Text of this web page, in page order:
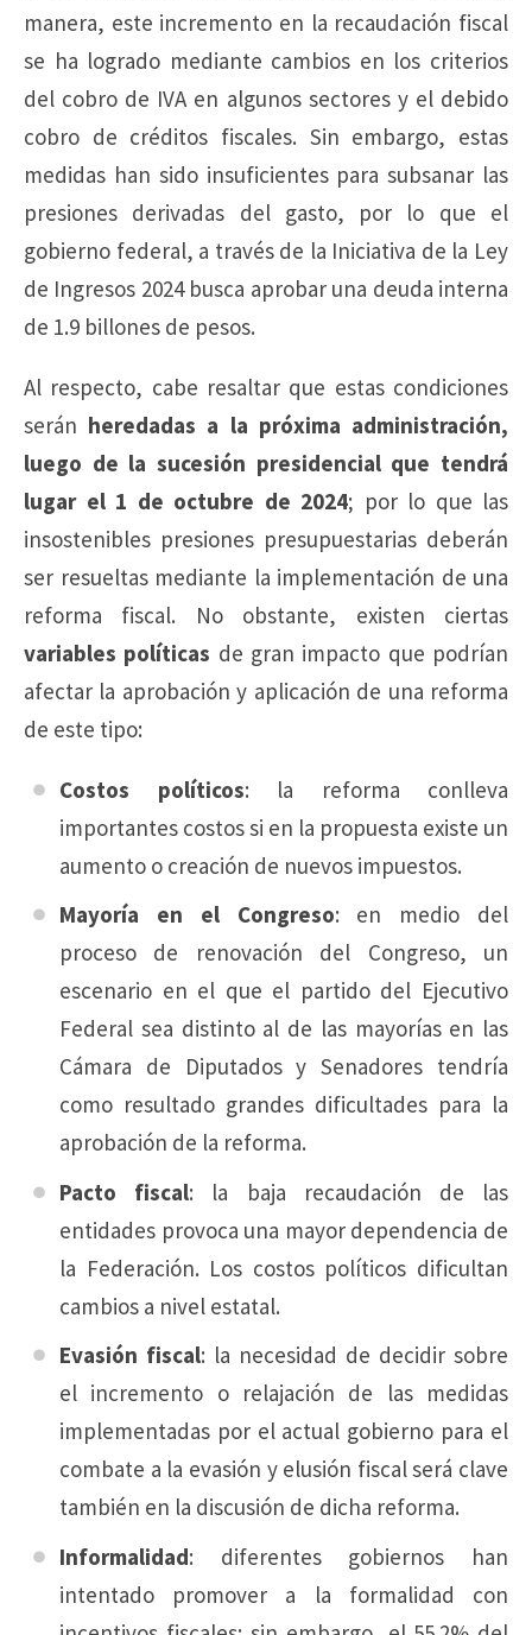
manera, este incremento en la recaudación fiscal
se ha logrado mediante cambios en los criterios
del cobro de IVA en algunos sectores y el debido
cobro de créditos fiscales. Sin embargo, estas
medidas han sido insuficientes para subsanar las
presiones derivadas del gasto, por lo que el
gobierno federal, a través de la Iniciativa de la Ley
de Ingresos 2024 busca aprobar una deuda interna
de 1.9 billones de pesos.
Al respecto, cabe resaltar que estas condiciones
serán heredadas a la próxima administración,
luego de la sucesión presidencial que tendrá
lugar el 1 de octubre de 2024; por lo que las
insostenibles presiones presupuestarias deberán
ser resueltas mediante la implementación de una
reforma fiscal. No obstante, existen ciertas
variables políticas de gran impacto que podrían
afectar la aprobación y aplicación de una reforma
de este tipo:
Costos políticos: la reforma conlleva
importantes costos si en la propuesta existe un
aumento o creación de nuevos impuestos.
Mayoría en el Congreso: en medio del
proceso de renovación del Congreso, un
escenario en el que el partido del Ejecutivo
Federal sea distinto al de las mayorías en las
Cámara de Diputados y Senadores tendría
como resultado grandes dificultades para la
aprobación de la reforma.
Pacto fiscal: la baja recaudación de las
entidades provoca una mayor dependencia de
la Federación. Los costos políticos dificultan
cambios a nivel estatal.
Evasión fiscal: la necesidad de decidir sobre
el incremento o relajación de las medidas
implementadas por el actual gobierno para el
combate a la evasión y elusión fiscal será clave
también en la discusión de dicha reforma.
Informalidad: diferentes gobiernos han
intentado promover a la formalidad con